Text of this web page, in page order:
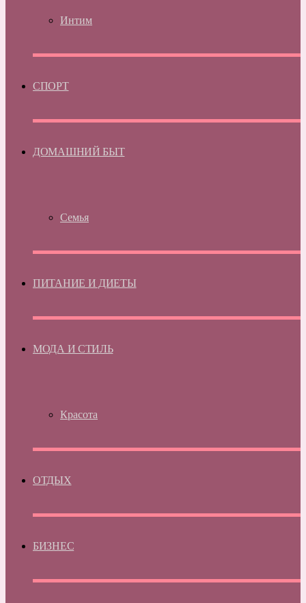
Интим
СПОРТ
ДОМАШНИЙ БЫТ
Семья
ПИТАНИЕ И ДИЕТЫ
МОДА И СТИЛЬ
Красота
ОТДЫХ
БИЗНЕС